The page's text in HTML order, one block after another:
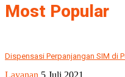
Most Popular
Dispensasi Perpanjangan SIM di
Layanan 5 Juli 2021